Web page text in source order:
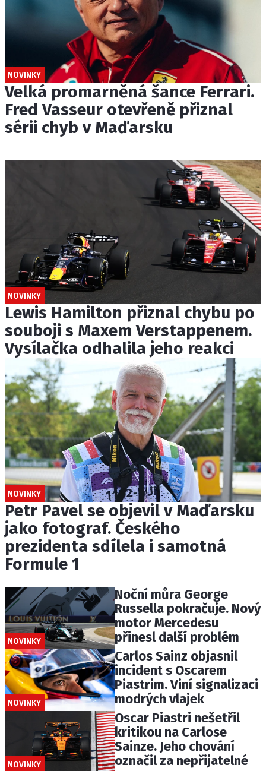
NOVINKY
Velká promarněná šance Ferrari.
Fred Vasseur otevřeně přiznal
sérii chyb v Maďarsku
NOVINKY
Lewis Hamilton přiznal chybu po
souboji s Maxem Verstappenem.
Vysílačka odhalila jeho reakci
NOVINKY
Petr Pavel se objevil v Maďarsku
jako fotograf. Českého
prezidenta sdílela i samotná
Formule 1
NOVINKY
Noční můra George
Russella pokračuje. Nový
motor Mercedesu
přinesl další problém
NOVINKY
Carlos Sainz objasnil
incident s Oscarem
Piastrim. Viní signalizaci
modrých vlajek
NOVINKY
Oscar Piastri nešetřil
kritikou na Carlose
Sainze. Jeho chování
označil za nepřijatelné